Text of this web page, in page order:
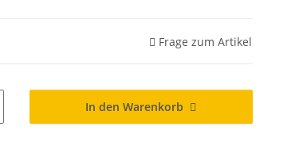
Frage zum Artikel
In den Warenkorb